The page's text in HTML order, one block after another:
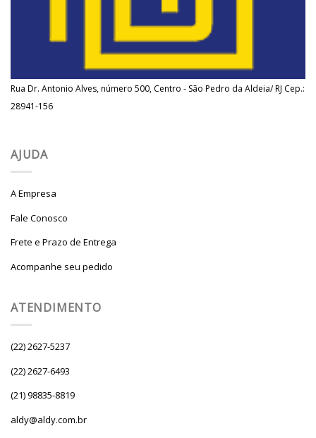
Rua Dr. Antonio Alves, número 500, Centro - São Pedro da Aldeia/ RJ Cep.:
28941-156
AJUDA
A Empresa
Fale Conosco
Frete e Prazo de Entrega
Acompanhe seu pedido
ATENDIMENTO
(22) 2627-5237
(22) 2627-6493
(21) 98835-8819
aldy@aldy.com.br